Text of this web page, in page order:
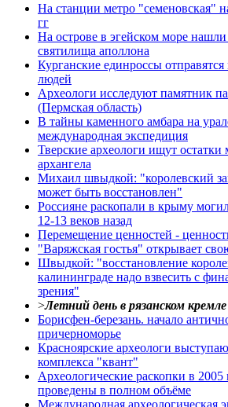
На станции метро "семеновская"
гг
На острове в эгейском море
святилища аполлона
Курганские единроссы
людей
Археологи исследуют памятник
(Пермская область)
В тайны каменного амбара на
международная экспедиция
Тверские археологи ищут
архангела
Михаил швыдкой: "королевский
может быть восстановлен"
Россияне раскопали в крыму
12-13 веков назад
Перемещение ценностей -
"Варяжская гостья" открывает
Швыдкой: "восстановление
калининграде надо взвесить с
зрения"
>Летний день в рязанском кремле
Борисфен-березань. начало
причерноморье
Красноярские археологи
комплекса "квант"
Археологические раскопки в 2005
проведены в полном объёме
Международная археологическая